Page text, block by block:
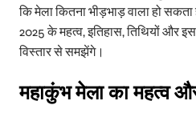
कि मेला कितना भीड़भाड़ वाला हो
2025 के महत्व, इतिहास, तिथियों और
विस्तार से समझेंगे।
महाकुंभ मेला का महत्व